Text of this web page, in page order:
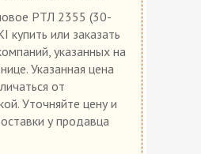
РТЛ 2355 (30-
купить или заказать
указанных на
Указанная цена
от
Уточняйте цену и
у продавца